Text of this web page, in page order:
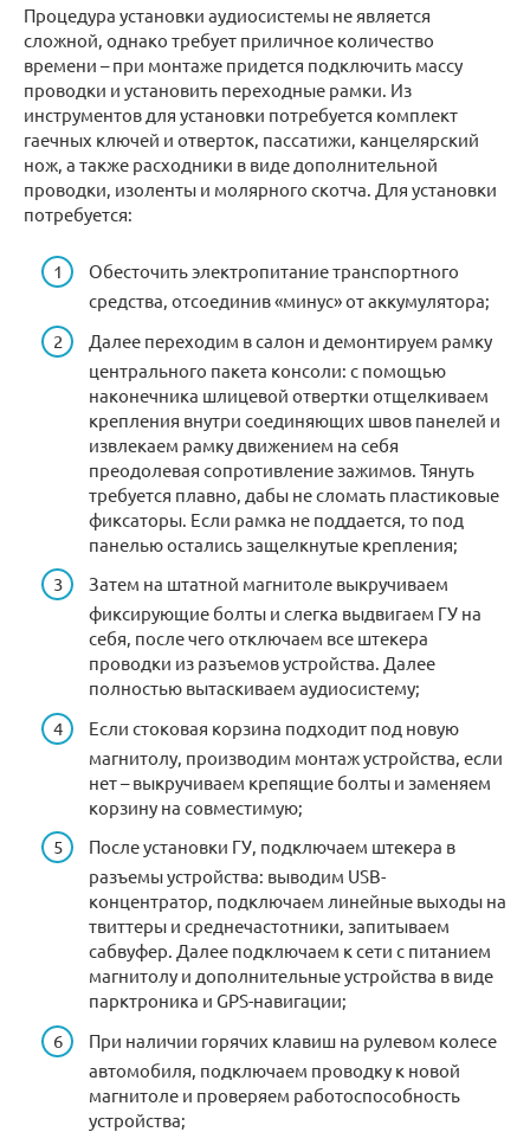
Процедура установки аудиосистемы не является
сложной, однако требует приличное количество
времени – при монтаже придется подключить массу
проводки и установить переходные рамки. Из
инструментов для установки потребуется комплект
гаечных ключей и отверток, пассатижи, канцелярский
нож, а также расходники в виде дополнительной
проводки, изоленты и молярного скотча. Для установки
потребуется:
Обесточить электропитание транспортного
средства, отсоединив «минус» от аккумулятора;
Далее переходим в салон и демонтируем рамку
центрального пакета консоли: с помощью
наконечника шлицевой отвертки отщелкиваем
крепления внутри соединяющих швов панелей и
извлекаем рамку движением на себя
преодолевая сопротивление зажимов. Тянуть
требуется плавно, дабы не сломать пластиковые
фиксаторы. Если рамка не поддается, то под
панелью остались защелкнутые крепления;
Затем на штатной магнитоле выкручиваем
фиксирующие болты и слегка выдвигаем ГУ на
себя, после чего отключаем все штекера
проводки из разъемов устройства. Далее
полностью вытаскиваем аудиосистему;
Если стоковая корзина подходит под новую
магнитолу, производим монтаж устройства, если
нет – выкручиваем крепящие болты и заменяем
корзину на совместимую;
После установки ГУ, подключаем штекера в
разъемы устройства: выводим USB-
концентратор, подключаем линейные выходы на
твиттеры и среднечастотники, запитываем
сабвуфер. Далее подключаем к сети с питанием
магнитолу и дополнительные устройства в виде
парктроника и GPS-навигации;
При наличии горячих клавиш на рулевом колесе
автомобиля, подключаем проводку к новой
магнитоле и проверяем работоспособность
устройства;